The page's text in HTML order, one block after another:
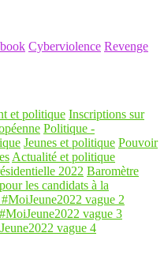
Cyberviolence Revenge
et politique Inscriptions sur
Politique -
Jeunes et politique Pouvoir
Actualité et politique
2022 Baromètre
les candidats à la
vague 2
vague 3
vague 4